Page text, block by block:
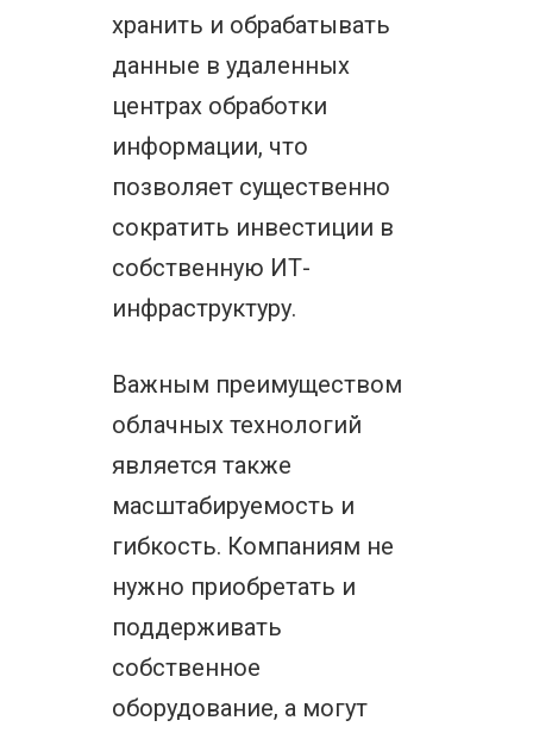
хранить и обрабатывать
данные в удаленных
центрах обработки
информации, что
позволяет существенно
сократить инвестиции в
собственную ИТ-
инфраструктуру.
Важным преимуществом
облачных технологий
является также
масштабируемость и
гибкость. Компаниям не
нужно приобретать и
поддерживать
собственное
оборудование, а могут